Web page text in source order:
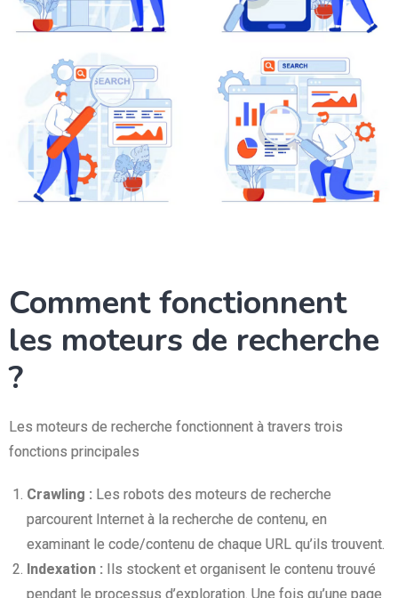
Comment fonctionnent
les moteurs de recherche
?
Les moteurs de recherche fonctionnent à travers trois
fonctions principales
Crawling : Les robots des moteurs de recherche
parcourent Internet à la recherche de contenu, en
examinant le code/contenu de chaque URL qu’ils trouvent.
Indexation : Ils stockent et organisent le contenu trouvé
pendant le processus d’exploration. Une fois qu’une page